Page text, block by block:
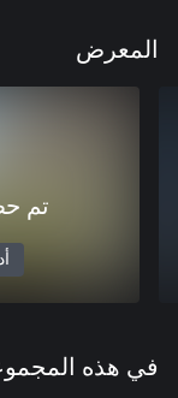
المعرض
تم
في هذه